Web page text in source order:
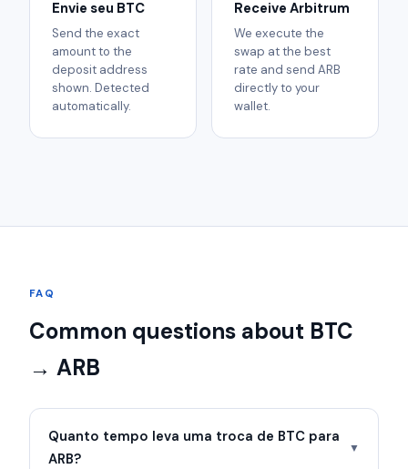
Envie seu BTC
Send the exact
amount to the
deposit address
shown. Detected
automatically.
Receive Arbitrum
We execute the
swap at the best
rate and send ARB
directly to your
wallet.
FAQ
Common questions about BTC
→ ARB
Quanto tempo leva uma troca de BTC para
ARB?
▼